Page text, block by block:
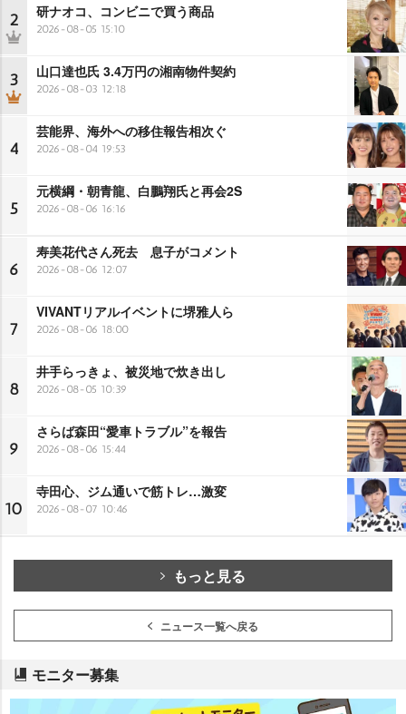
2 研ナオコ、コンビニで買う商品
2026-08-05 15:10
3 山口達也氏 3.4万円の湘南物件契約
2026-08-03 12:18
4
芸能界、海外への移住報告相次ぐ
2026-08-04 19:53
5
元横綱・朝青龍、白鵬翔氏と再会2S
2026-08-06 16:16
6
寿美花代さん死去 息子がコメント
2026-08-06 12:07
7
VIVANTリアルイベントに堺雅人ら
2026-08-06 18:00
8
井手らっきょ、被災地で炊き出し
2026-08-05 10:39
9
さらば森田“愛車トラブル”を報告
2026-08-06 15:44
10
寺田心、ジム通いで筋トレ…激変
2026-08-07 10:46
もっと見る
ニュース一覧へ戻る
モニター募集